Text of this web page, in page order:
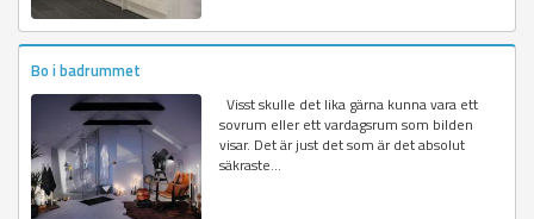
Bo i badrummet
Visst skulle det lika gärna kunna vara ett
sovrum eller ett vardagsrum som bilden
visar. Det är just det som är det absolut
säkraste...